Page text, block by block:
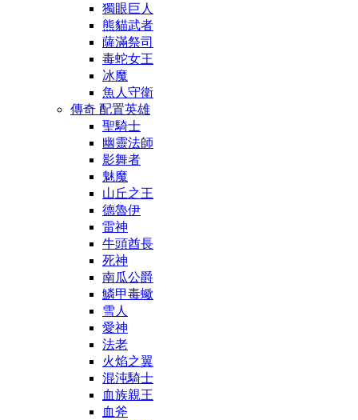
獨眼巨人
熊貓武者
薩滿祭司
毒蛇女王
冰魔
魚人守衛
傳奇 配置英雄
聖騎士
幽靈法師
影舞者
魅魔
山丘之王
德魯伊
雷神
牛頭酋長
死神
南瓜公爵
鱗甲毒蠍
雪人
愛神
法老
火焰之翼
混沌騎士
血族親王
血斧